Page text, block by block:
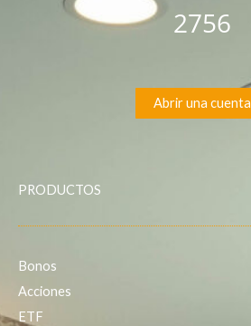
2756
Abrir una cuenta
PRODUCTOS
Bonos
Acciones
ETF